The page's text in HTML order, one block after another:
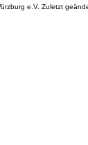
e.V. Zuletzt